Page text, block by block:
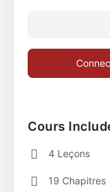
Cours
4 Leçons
19 Chapitres